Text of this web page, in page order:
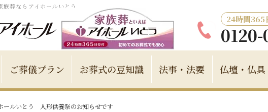
葬ならアイホールいとう
24時間365
ご葬儀プラン お葬式の豆知識 法事・法要 仏壇・仏
ールいとう 人形供養祭のお知らせです